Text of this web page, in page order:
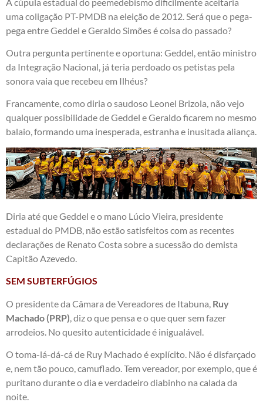
uma coligação PT-PMDB na eleição de 2012. Será que o pega-
pega entre Geddel e Geraldo Simões é coisa do passado?
Outra pergunta pertinente e oportuna: Geddel, então ministro
da Integração Nacional, já teria perdoado os petistas pela
sonora vaia que recebeu em Ilhéus?
Francamente, como diria o saudoso Leonel Brizola, não vejo
qualquer possibilidade de Geddel e Geraldo ficarem no mesmo
balaio, formando uma inesperada, estranha e inusitada aliança.
Diria até que Geddel e o mano Lúcio Vieira, presidente
estadual do PMDB, não estão satisfeitos com as recentes
declarações de Renato Costa sobre a sucessão do demista
Capitão Azevedo.
SEM SUBTERFÚGIOS
O presidente da Câmara de Vereadores de Itabuna, Ruy
Machado (PRP) , diz o que pensa e o que quer sem fazer
arrodeios. No quesito autenticidade é inigualável.
O toma-lá-dá-cá de Ruy Machado é explícito. Não é disfarçado
e, nem tão pouco, camuflado. Tem vereador, por exemplo, que é
puritano durante o dia e verdadeiro diabinho na calada da
noite.